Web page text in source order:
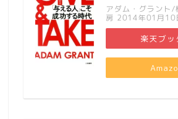
アダム・グラント
房 2014年01月10
楽天ブッ